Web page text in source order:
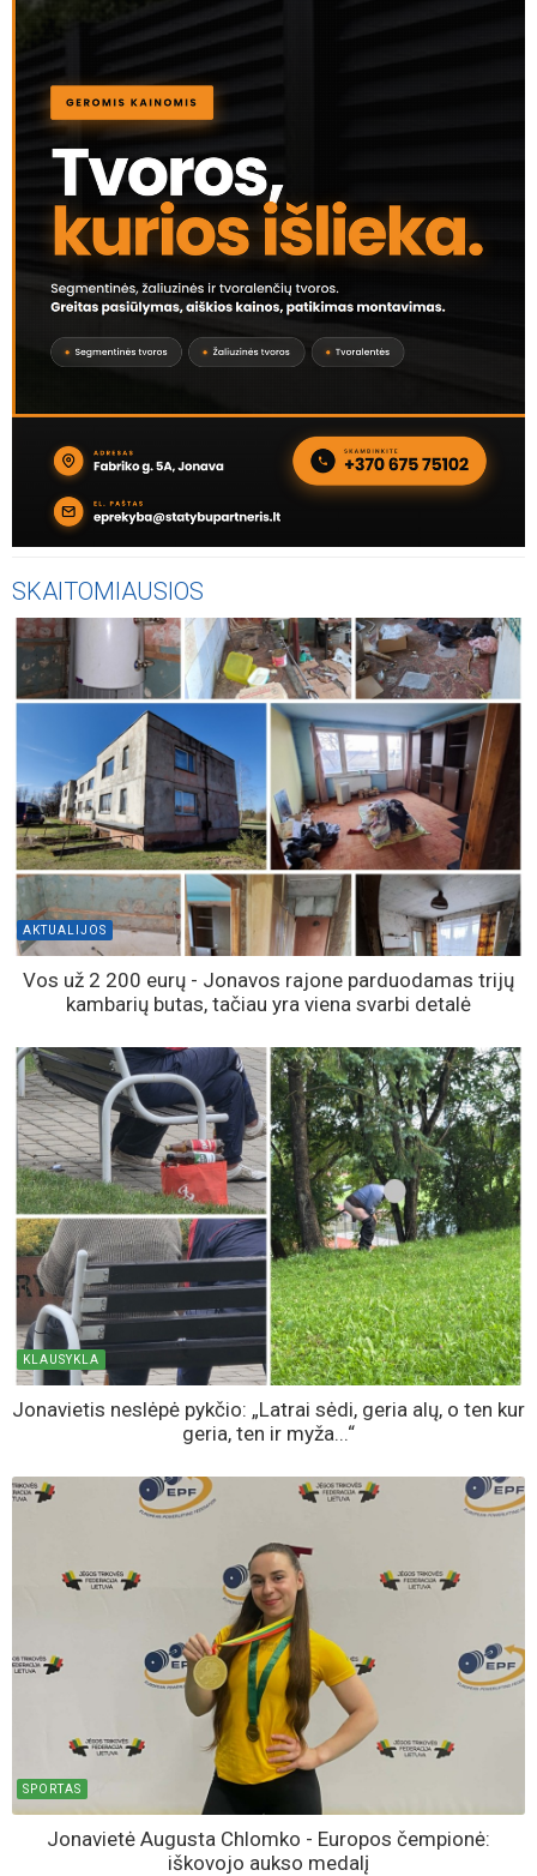
SKAITOMIAUSIOS
AKTUALIJOS
Vos už 2 200 eurų - Jonavos rajone parduodamas trijų
kambarių butas, tačiau yra viena svarbi detalė
KLAUSYKLA
Jonavietis neslėpė pykčio: „Latrai sėdi, geria alų, o ten kur
geria, ten ir myža...“
SPORTAS
Jonavietė Augusta Chlomko - Europos čempionė:
iškovojo aukso medalį